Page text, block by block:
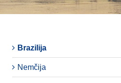
Brazilija
Nemčija